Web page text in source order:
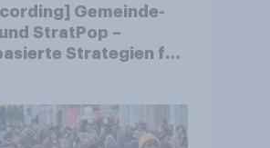
Gemeinde-
StratPop –
Strategien für